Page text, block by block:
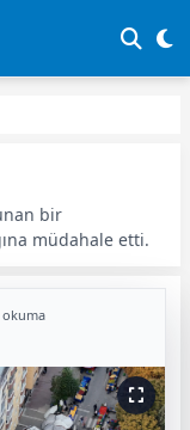
bir
müdahale etti.
okuma